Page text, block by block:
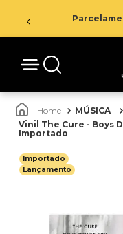
MÚSICA
Vinil The Cure - Boys
Importado
Importado
Lançamento